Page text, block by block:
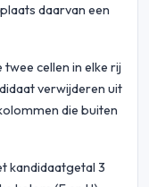
daarvan een
cellen in elke rij
verwijderen uit
die buiten
kandidaatgetal 3